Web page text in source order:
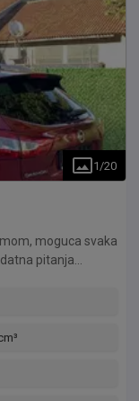
1 /20
moguca svaka
pitanja